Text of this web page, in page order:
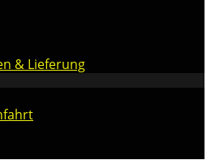
& Lieferung